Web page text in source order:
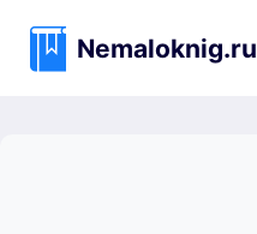
содержимому
Nemaloknig.ru